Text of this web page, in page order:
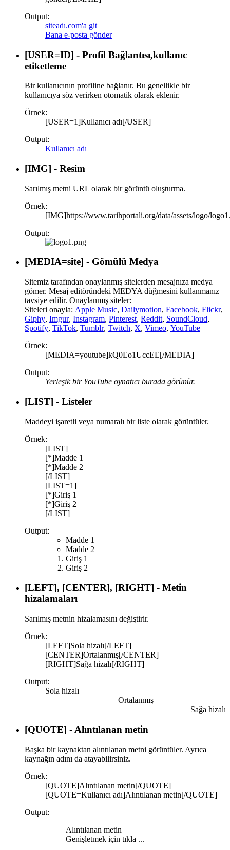
Output:
siteadı.com'a git
Bana e-posta gönder
[USER=ID] - Profil Bağlantısı,kullanıc
etiketleme
Bir kullanıcının profiline bağlanır. Bu genellikle bir
kullanıcıya söz verirken otomatik olarak eklenir.
Örnek:
[USER=1]Kullanıcı adı[/USER]
Output:
Kullanıcı adı
[IMG] - Resim
Sarılmış metni URL olarak bir görüntü oluşturma.
Örnek:
[IMG]https://www.tarihportali.org/data/assets/logo/
Output:
[MEDIA=site] - Gömülü Medya
Sitemiz tarafından onaylanmış sitelerden mesajnıza medya
gömer. Mesaj editöründeki MEDYA düğmesini kullanmanız
tavsiye edilir. Onaylanmış siteler:
Siteleri onayla: Apple Music, Dailymotion, Facebook, Flickr,
Giphy, Imgur, Instagram, Pinterest, Reddit, SoundCloud,
Spotify, TikTok, Tumblr, Twitch, X, Vimeo, YouTube
Örnek:
[MEDIA=youtube]kQ0Eo1UccEE[/MEDIA]
Output:
Yerleşik bir YouTube oynatıcı burada görünür.
[LIST] - Listeler
Maddeyi işaretli veya numaralı bir liste olarak görüntüler.
Örnek:
[LIST]
[*]Madde 1
[*]Madde 2
[/LIST]
[LIST=1]
[*]Giriş 1
[*]Giriş 2
[/LIST]
Output:
Madde 1
Madde 2
Giriş 1
Giriş 2
[LEFT], [CENTER], [RIGHT] - Metin
hizalamaları
Sarılmış metnin hizalamasını değiştirir.
Örnek:
[LEFT]Sola hizalı[/LEFT]
[CENTER]Ortalanmış[/CENTER]
[RIGHT]Sağa hizalı[/RIGHT]
Output:
Sola hizalı​
Ortalanmış​
Sağa hizalı​
[QUOTE] - Alıntılanan metin
Başka bir kaynaktan alıntılanan metni görüntüler. Ayrıca
kaynağın adını da atayabilirsiniz.
Örnek:
[QUOTE]Alıntılanan metin[/QUOTE]
[QUOTE=Kullanıcı adı]Alıntılanan metin[/QUOTE]
Output:
Alıntılanan metin
Genişletmek için tıkla ...